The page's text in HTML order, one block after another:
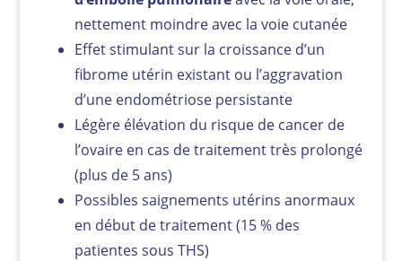
nettement moindre avec la voie cutanée
Effet stimulant sur la croissance d’un
fibrome utérin existant ou l’aggravation
d’une endométriose persistante
Légère élévation du risque de cancer de
l’ovaire en cas de traitement très prolongé
(plus de 5 ans)
Possibles saignements utérins anormaux
en début de traitement (15 % des
patientes sous THS)